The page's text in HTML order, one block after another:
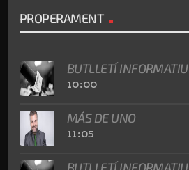
PROPERAMENT
BUTLLETÍ INFORMATIU
10:00
MÁS DE UNO
11:05